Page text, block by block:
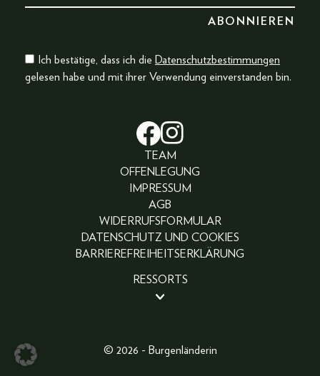
Ich bestätige, dass ich die Datenschutzbestimmungen
gelesen habe und mit ihrer Verwendung einverstanden bin.
TEAM
OFFENLEGUNG
IMPRESSUM
AGB
WIDERRUFSFORMULAR
DATENSCHUTZ UND COOKIES
BARRIEREFREIHEITSERKLÄRUNG
RESSORTS
FASHION
© 2026 - Burgenländerin